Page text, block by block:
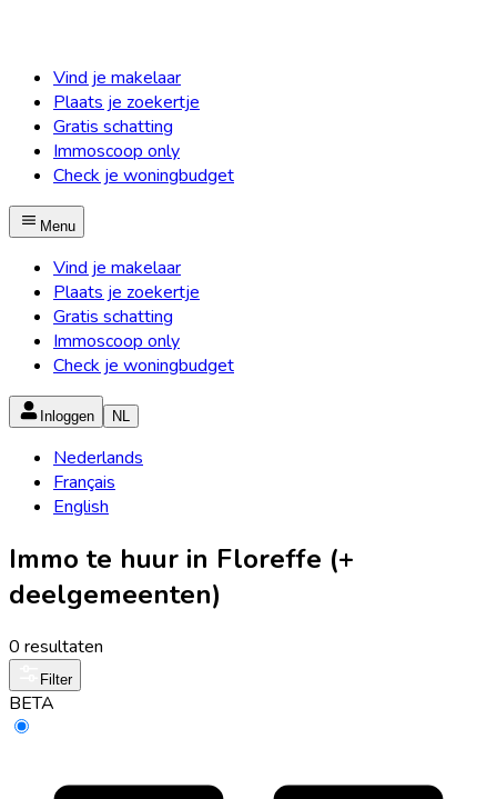
Vind je makelaar
Plaats je zoekertje
Gratis schatting
Immoscoop only
Check je woningbudget
Menu
Vind je makelaar
Plaats je zoekertje
Gratis schatting
Immoscoop only
Check je woningbudget
Inloggen NL
Nederlands
Français
English
Immo te huur in Floreffe (+
deelgemeenten)
0 resultaten
Filter
BETA